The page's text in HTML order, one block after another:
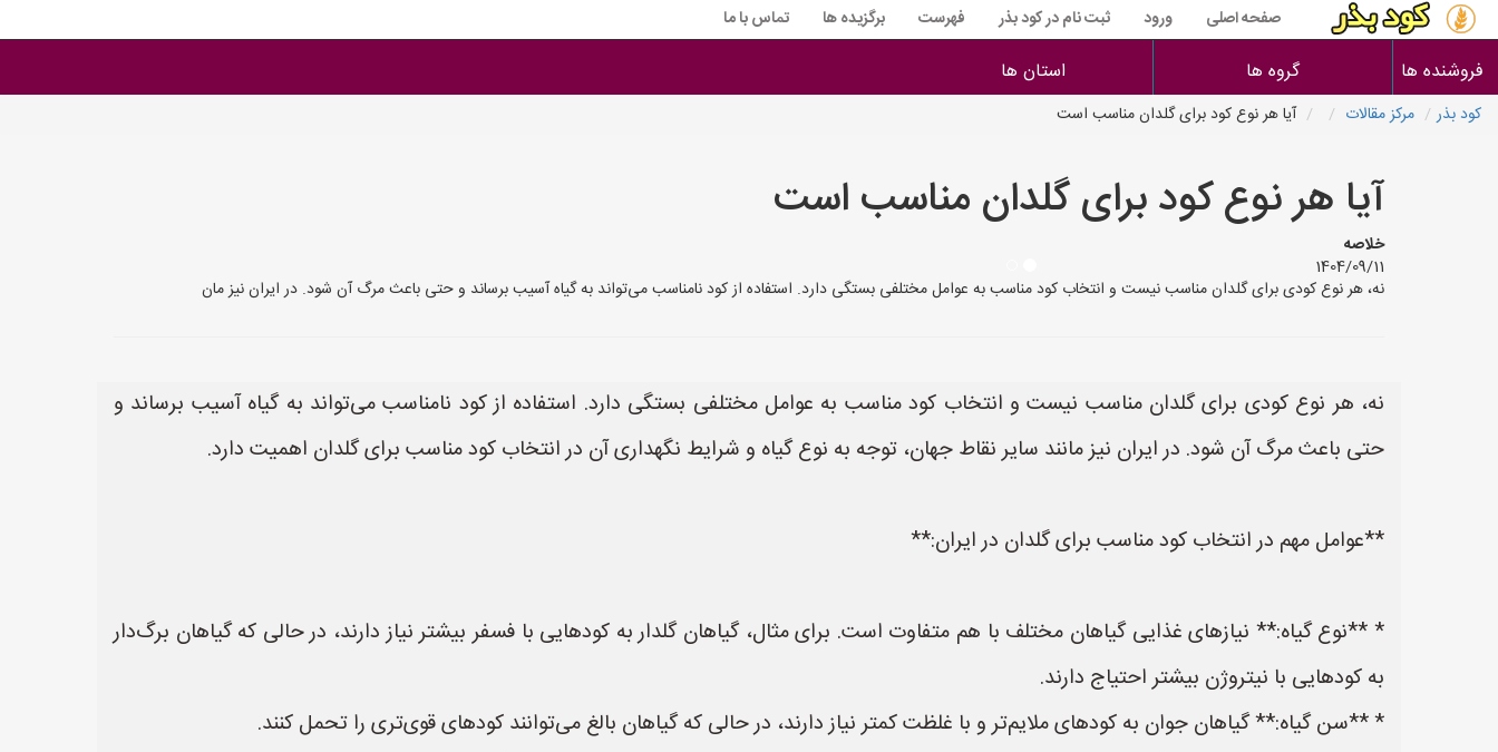
صفحه اصلی ورود ثبت نام در کود بذر فهرست برگزیده ها تماس با ما
فروشنده ها گروه ها استان ها
کود بذر مرکز مقالات آیا هر نوع کود برای گلدان مناسب است
آیا هر نوع کود برای گلدان مناسب است
خلاصه
1404/09/11
نه، هر نوع کودی برای گلدان مناسب نیست و انتخاب کود مناسب به عوامل مختلفی بستگی دارد. استفاده از کود نامناسب می‌تواند به گیاه آسیب برساند و حتی باعث مرگ آن شود. در ایران نیز مان
نه، هر نوع کودی برای گلدان مناسب نیست و انتخاب کود مناسب به عوامل مختلفی بستگی دارد. استفاده از کود نامناسب می‌تواند به گیاه آسیب برساند و
حتی باعث مرگ آن شود. در ایران نیز مانند سایر نقاط جهان، توجه به نوع گیاه و شرایط نگهداری آن در انتخاب کود مناسب برای گلدان اهمیت دارد.
**عوامل مهم در انتخاب کود مناسب برای گلدان در ایران:**
* **نوع گیاه:** نیازهای غذایی گیاهان مختلف با هم متفاوت است. برای مثال، گیاهان گلدار به کودهایی با فسفر بیشتر نیاز دارند، در حالی که گیاهان برگ‌دار
به کودهایی با نیتروژن بیشتر احتیاج دارند.
* **سن گیاه:** گیاهان جوان به کودهای ملایم‌تر و با غلظت کمتر نیاز دارند، در حالی که گیاهان بالغ می‌توانند کودهای قوی‌تری را تحمل کنند.